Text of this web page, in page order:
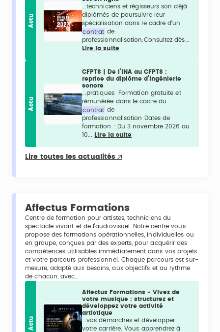
Actu
...techniciens et régisseurs son déjà
diplômés de poursuivre leur
spécialisation dans le cadre d’un
contrat de
professionnalisation.Consultez dès...
Lire la suite
Actu
CFPTS | De l’INA au CFPTS :
reprise du diplôme d’ingénierie
sonore
...pratiques Formation gratuite et
rémunérée dans le cadre du
contrat de
professionnalisation Dates de
formation : Du 3 novembre 2026 au
10...
Lire la suite
Lire toutes les actualités
Affectus Formations
Centre de formation pour artistes, techniciens du
spectacle vivant et de l’audiovisuel. Notre centre vous
propose des formations opérationnelles, individuelles ou
en groupe, conçues par des experts, pour acquérir des
compétences utilisables immédiatement dans vos projets
et votre parcours professionnel. Chaque parcours est sur-
mesure, adapté aux besoins, aux objectifs et au rythme
de chacun, avec…
Actu
Affectus Formations - Vivez de
votre musique : structurez et
développez votre activité
artistique
...vos démarches et développer
votre carrière. Vous apprendrez à